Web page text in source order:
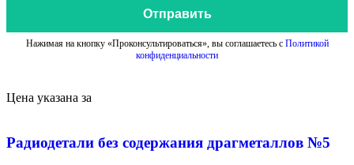
Отправить
Нажимая на кнопку «Проконсультироваться», вы соглашаетесь с Политикой
конфиденциальности
Цена указана за
Радиодетали без содержания драгметаллов №5